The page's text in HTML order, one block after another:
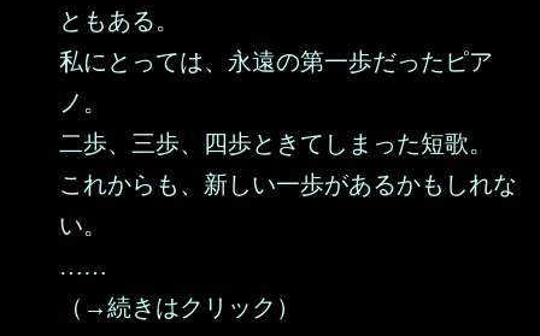
ともある。
私にとっては、永遠の第一歩だったピア
ノ。
二歩、三歩、四歩ときてしまった短歌。
これからも、新しい一歩があるかもしれな
い。
……
（→続きはクリック）